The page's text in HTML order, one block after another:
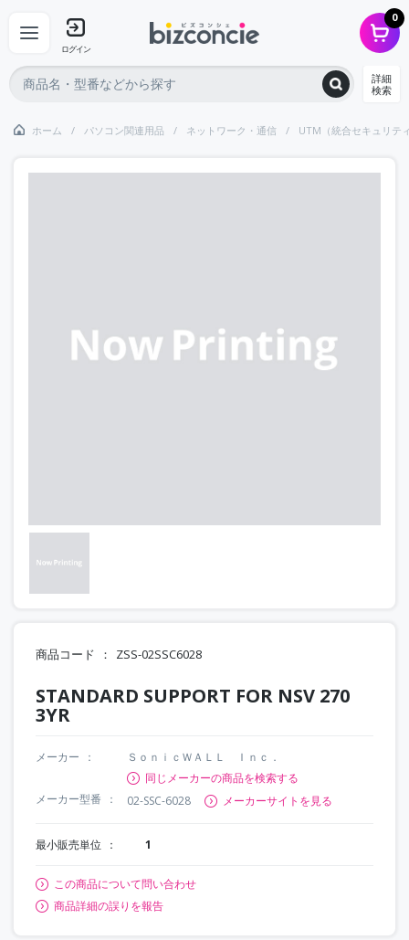
ログイン
0
詳細
検索
ホーム パソコン関連用品 ネットワーク・通信 UTM（統合セキュリテ
商品コード ZSS-02SSC6028
STANDARD SUPPORT FOR NSV 270
3YR
メーカー
ＳｏｎｉｃＷＡＬＬ Ｉｎｃ．
同じメーカーの商品を検索する
メーカー型番
02-SSC-6028 メーカーサイトを見る
最小販売単位 1
この商品について問い合わせ
商品詳細の誤りを報告